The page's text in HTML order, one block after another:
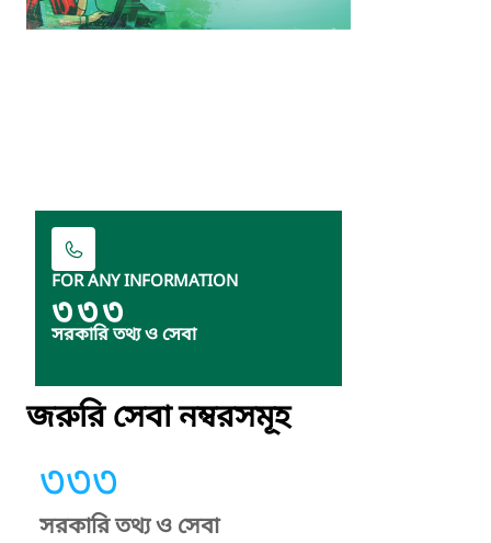
FOR ANY INFORMATION
৩৩৩
সরকারি তথ্য ও সেবা
জরুরি সেবা নম্বরসমূহ
৩৩৩
সরকারি তথ্য ও সেবা